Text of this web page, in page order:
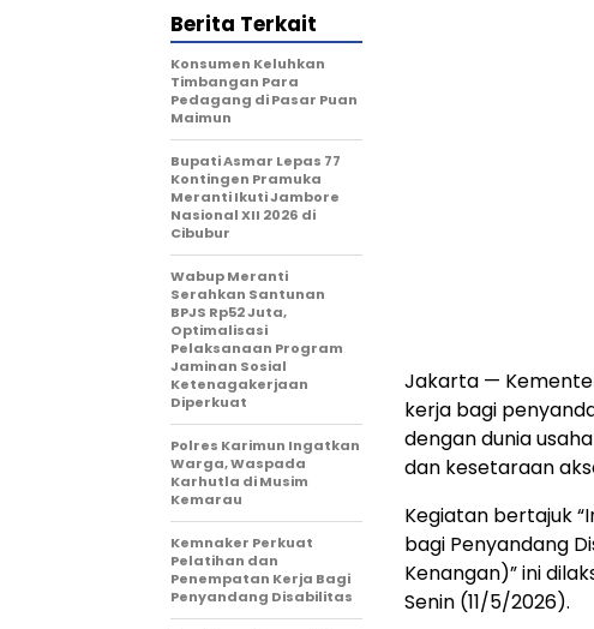
Jakarta —
kerja bagi
dengan dunia
dan kesetaraan
Kegiatan bertajuk
bagi Penyandang
Kenangan)” ini
Senin (11/5/2026).
Berita Terkait
Konsumen Keluhkan
Timbangan Para
Pedagang di Pasar Puan
Maimun
Bupati Asmar Lepas 77
Kontingen Pramuka
Meranti Ikuti Jambore
Nasional XII 2026 di
Cibubur
Wabup Meranti
Serahkan Santunan
BPJS Rp52 Juta,
Optimalisasi
Pelaksanaan Program
Jaminan Sosial
Ketenagakerjaan
Diperkuat
Polres Karimun Ingatkan
Warga, Waspada
Karhutla di Musim
Kemarau
Kemnaker Perkuat
Pelatihan dan
Penempatan Kerja Bagi
Penyandang Disabilitas